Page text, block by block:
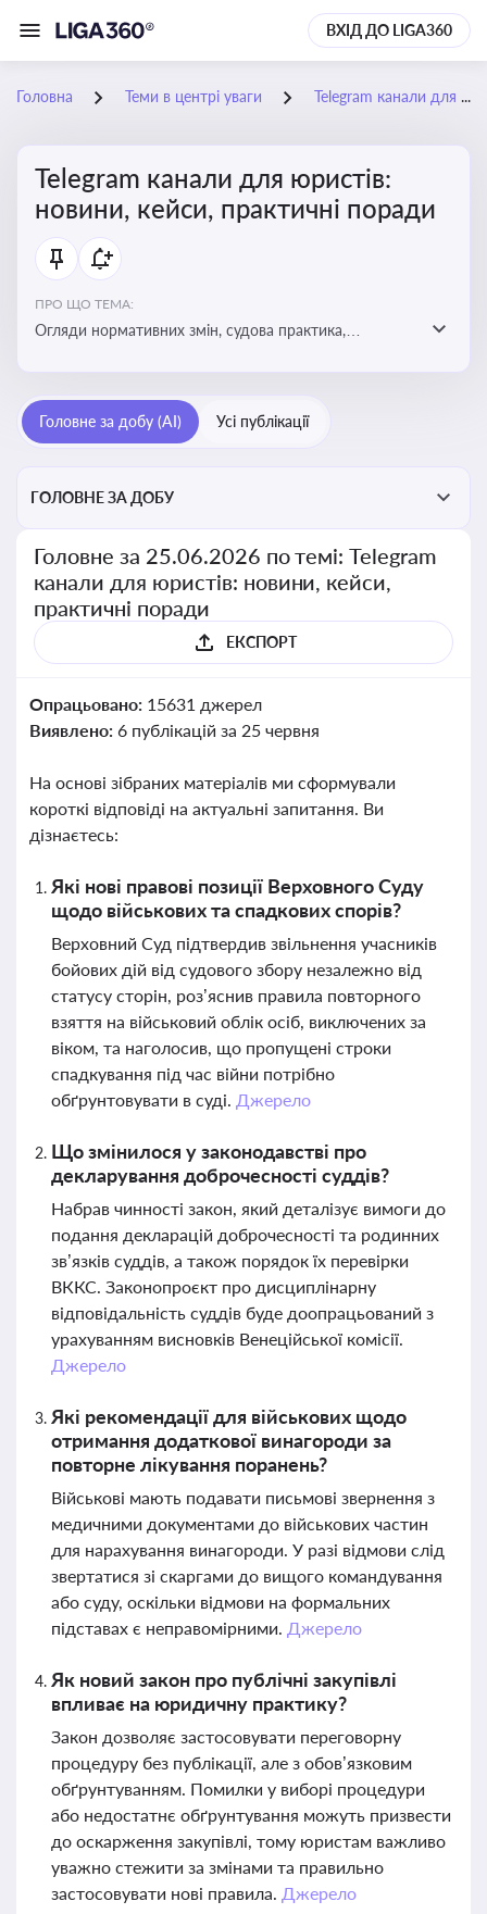
ВХІД ДО LIGA360
Головна Теми в центрі уваги Telegram канали для юристів: новини, кейси, практичні поради
Telegram канали для юристів:
новини, кейси, практичні поради
ПРО ЩО ТЕМА:
Огляди нормативних змін, судова практика,
каналах
Головне за добу (AI) Усі публікації
ГОЛОВНЕ ЗА ДОБУ
Головне за 25.06.2026 по темі: Telegram
канали для юристів: новини, кейси,
практичні поради
ЕКСПОРТ
Опрацьовано: 15631 джерел
Виявлено: 6 публікацій за 25 червня
На основі зібраних матеріалів ми сформували
короткі відповіді на актуальні запитання. Ви
дізнаєтесь:
Які нові правові позиції Верховного Суду
щодо військових та спадкових спорів?
Верховний Суд підтвердив звільнення учасників
бойових дій від судового збору незалежно від
статусу сторін, роз’яснив правила повторного
взяття на військовий облік осіб, виключених за
віком, та наголосив, що пропущені строки
спадкування під час війни потрібно
обґрунтовувати в суді. Джерело
Що змінилося у законодавстві про
декларування доброчесності суддів?
Набрав чинності закон, який деталізує вимоги до
подання декларацій доброчесності та родинних
зв’язків суддів, а також порядок їх перевірки
ВККС. Законопроєкт про дисциплінарну
відповідальність суддів буде доопрацьований з
урахуванням висновків Венеційської комісії.
Джерело
Які рекомендації для військових щодо
отримання додаткової винагороди за
повторне лікування поранень?
Військові мають подавати письмові звернення з
медичними документами до військових частин
для нарахування винагороди. У разі відмови слід
звертатися зі скаргами до вищого командування
або суду, оскільки відмови на формальних
підставах є неправомірними. Джерело
Як новий закон про публічні закупівлі
впливає на юридичну практику?
Закон дозволяє застосовувати переговорну
процедуру без публікації, але з обов’язковим
обґрунтуванням. Помилки у виборі процедури
або недостатнє обґрунтування можуть призвести
до оскарження закупівлі, тому юристам важливо
уважно стежити за змінами та правильно
застосовувати нові правила. Джерело